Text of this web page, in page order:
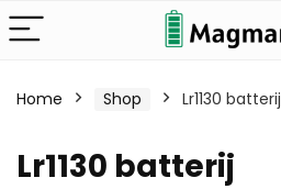
Home Shop Lr1130 batterij
Lr1130 batterij